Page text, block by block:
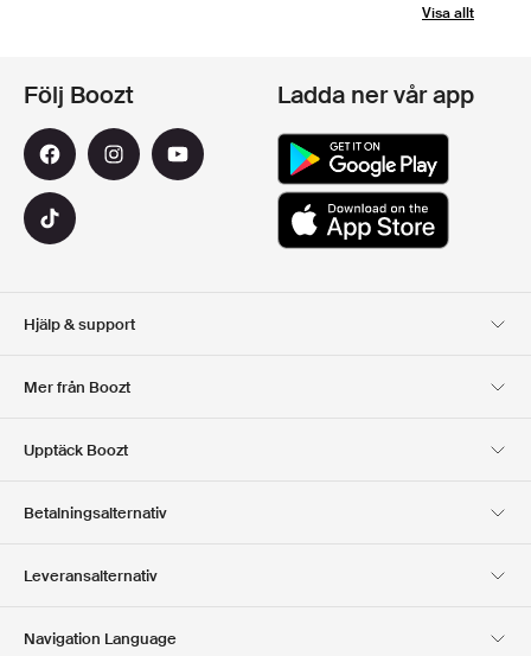
Visa allt
Hjälp & support
Mer från Boozt
Club Boozt
Upptäck Boozt
Press & utmärkelser
Följ Boozt Ladda ner vår app
Betalningsalternativ
Leveransalternativ
Navigation Language